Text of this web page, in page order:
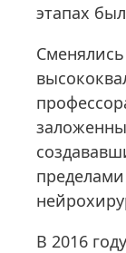
этапах
В 2016